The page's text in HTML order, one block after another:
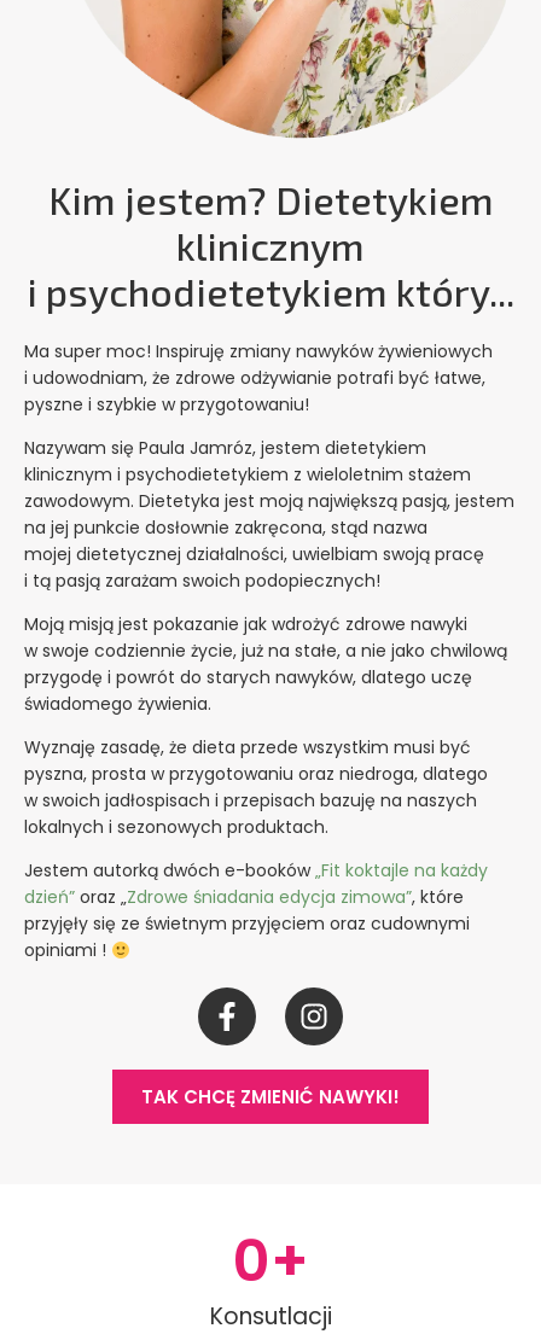
Kim jestem? Dietetykiem
klinicznym
i psychodietetykiem który...
Ma super moc! Inspiruję zmiany nawyków żywieniowych
i udowodniam, że zdrowe odżywianie potrafi być łatwe,
pyszne i szybkie w przygotowaniu!
Nazywam się Paula Jamróz, jestem dietetykiem
klinicznym i psychodietetykiem z wieloletnim stażem
zawodowym. Dietetyka jest moją największą pasją, jestem
na jej punkcie dosłownie zakręcona, stąd nazwa
mojej dietetycznej działalności, uwielbiam swoją pracę
i tą pasją zarażam swoich podopiecznych!
Moją misją jest pokazanie jak wdrożyć zdrowe nawyki
w swoje codziennie życie, już na stałe, a nie jako chwilową
przygodę i powrót do starych nawyków, dlatego uczę
świadomego żywienia.
Wyznaję zasadę, że dieta przede wszystkim musi być
pyszna, prosta w przygotowaniu oraz niedroga, dlatego
w swoich jadłospisach i przepisach bazuję na naszych
lokalnych i sezonowych produktach.
Jestem autorką dwóch e-booków„Fit koktajle na każdy
dzień” oraz „Zdrowe śniadania edycja zimowa”, które
przyjęły się ze świetnym przyjęciem oraz cudownymi
opiniami !
F
a
c
e
b
-
f
I
n
s
t
a
TAK CHCĘ ZMIENIĆ NAWYKI!
Konsutlacji
0+